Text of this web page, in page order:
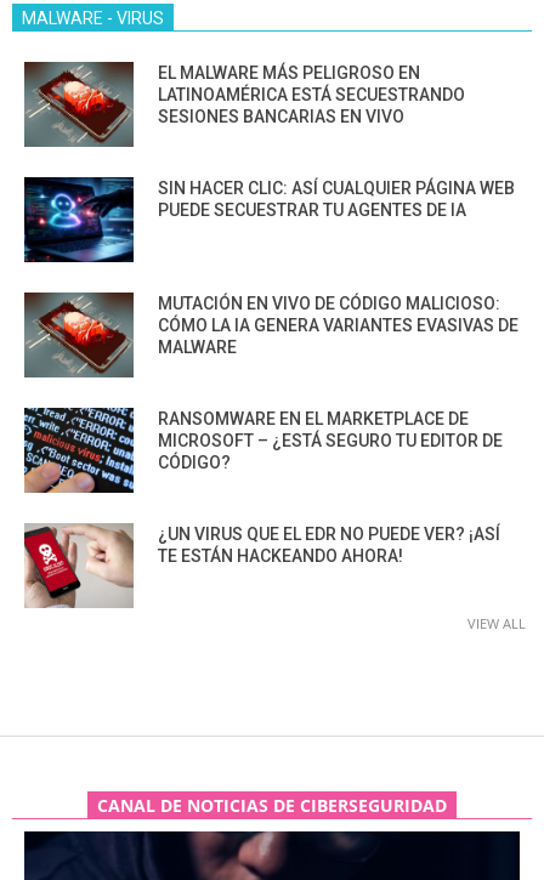
MALWARE - VIRUS
EL MALWARE MÁS PELIGROSO EN
LATINOAMÉRICA ESTÁ SECUESTRANDO
SESIONES BANCARIAS EN VIVO
SIN HACER CLIC: ASÍ CUALQUIER PÁGINA WEB
PUEDE SECUESTRAR TU AGENTES DE IA
MUTACIÓN EN VIVO DE CÓDIGO MALICIOSO:
CÓMO LA IA GENERA VARIANTES EVASIVAS DE
MALWARE
RANSOMWARE EN EL MARKETPLACE DE
MICROSOFT – ¿ESTÁ SEGURO TU EDITOR DE
CÓDIGO?
¿UN VIRUS QUE EL EDR NO PUEDE VER? ¡ASÍ
TE ESTÁN HACKEANDO AHORA!
VIEW ALL
CANAL DE NOTICIAS DE CIBERSEGURIDAD